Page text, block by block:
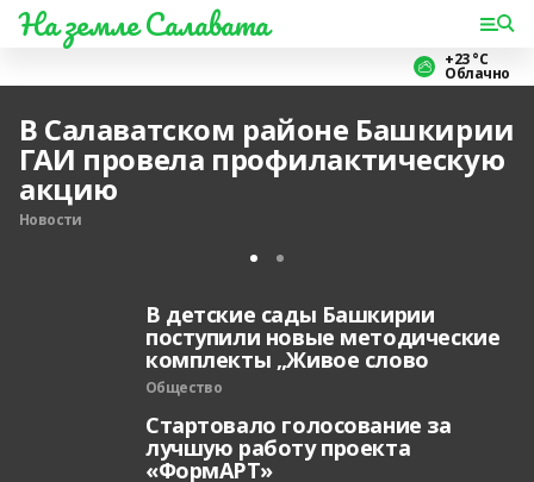
На земле Салавата
+23 °С
Облачно
В Салаватском районе Башкирии
ГАИ провела профилактическую
акцию
Новости
В детские сады Башкирии
поступили новые методические
комплекты „Живое слово
Общество
Стартовало голосование за
лучшую работу проекта
«ФормАРТ»